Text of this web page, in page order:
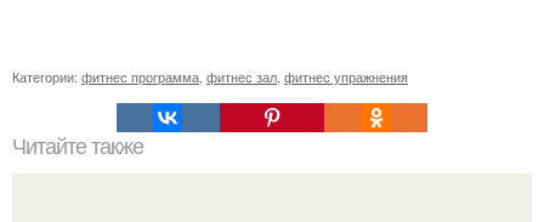
Категории: фитнес программа фитнес зал фитнес упражнения
Читайте также